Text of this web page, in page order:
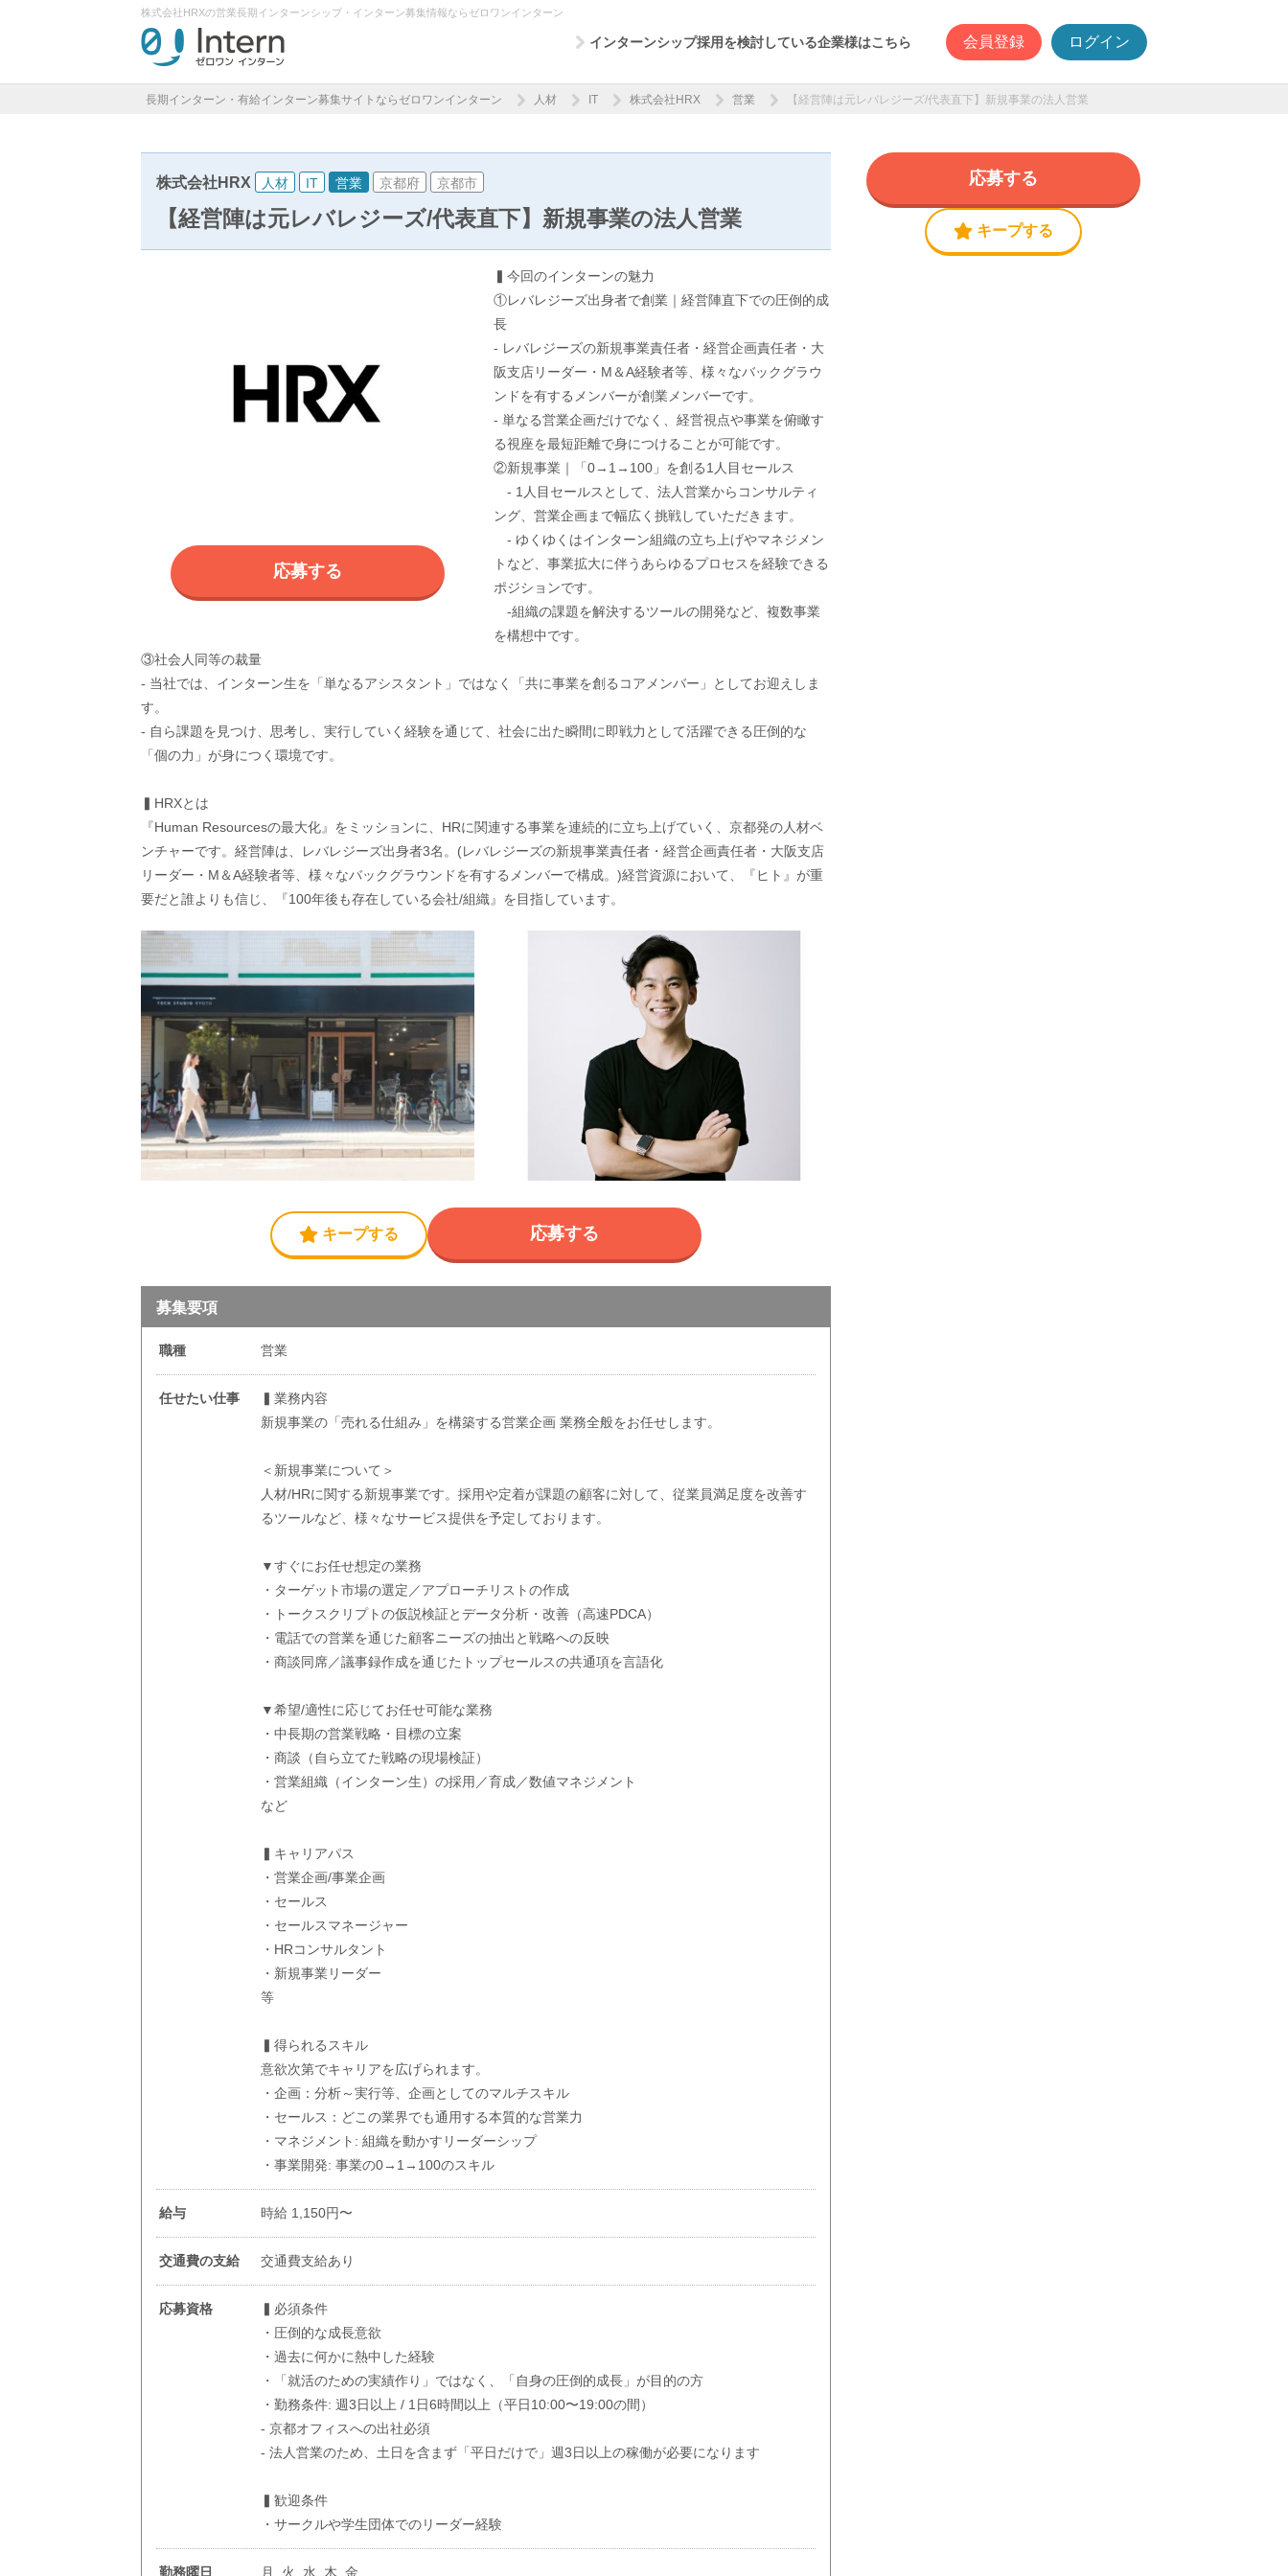
株式会社HRXの営業長期インターンシップ・インターン募集情報ならゼロワンインターン
インターンシップ採用を検討している企業様はこちら 会員登録 ログイン
長期インターン・有給インターン募集サイトならゼロワンインターン 人材 IT 株式会社HRX 営業 【経営陣は元レバレジーズ/代表直下】新規事業の法人営業
株式会社HRX 人材 IT 営業 京都府 京都市
【経営陣は元レバレジーズ/代表直下】新規事業の法人営業
応募する
▍今回のインターンの魅力
①レバレジーズ出身者で創業｜経営陣直下での圧倒的成
長
- レバレジーズの新規事業責任者・経営企画責任者・大
阪支店リーダー・M＆A経験者等、様々なバックグラウ
ンドを有するメンバーが創業メンバーです。
- 単なる営業企画だけでなく、経営視点や事業を俯瞰す
る視座を最短距離で身につけることが可能です。
②新規事業｜「0→1→100」を創る1人目セールス
- 1人目セールスとして、法人営業からコンサルティ
ング、営業企画まで幅広く挑戦していただきます。
- ゆくゆくはインターン組織の立ち上げやマネジメン
トなど、事業拡大に伴うあらゆるプロセスを経験できる
ポジションです。
-組織の課題を解決するツールの開発など、複数事業
を構想中です。
③社会人同等の裁量
- 当社では、インターン生を「単なるアシスタント」ではなく「共に事業を創るコアメンバー」としてお迎えしま
す。
- 自ら課題を見つけ、思考し、実行していく経験を通じて、社会に出た瞬間に即戦力として活躍できる圧倒的な
「個の力」が身につく環境です。
▍HRXとは
『Human Resourcesの最大化』をミッションに、HRに関連する事業を連続的に立ち上げていく、京都発の人材ベ
ンチャーです。経営陣は、レバレジーズ出身者3名。(レバレジーズの新規事業責任者・経営企画責任者・大阪支店
リーダー・M＆A経験者等、様々なバックグラウンドを有するメンバーで構成。)経営資源において、『ヒト』が重
要だと誰よりも信じ、『100年後も存在している会社/組織』を目指しています。
キープする 応募する
募集要項
職種 営業
任せたい仕事
▍業務内容
新規事業の「売れる仕組み」を構築する営業企画 業務全般をお任せします。
＜新規事業について＞
人材/HRに関する新規事業です。採用や定着が課題の顧客に対して、従業員満足度を改善す
るツールなど、様々なサービス提供を予定しております。
▼すぐにお任せ想定の業務
・ターゲット市場の選定／アプローチリストの作成
・トークスクリプトの仮説検証とデータ分析・改善（高速PDCA）
・電話での営業を通じた顧客ニーズの抽出と戦略への反映
・商談同席／議事録作成を通じたトップセールスの共通項を言語化
▼希望/適性に応じてお任せ可能な業務
・中長期の営業戦略・目標の立案
・商談（自ら立てた戦略の現場検証）
・営業組織（インターン生）の採用／育成／数値マネジメント
など
▍キャリアパス
・営業企画/事業企画
・セールス
・セールスマネージャー
・HRコンサルタント
・新規事業リーダー
等
▍得られるスキル
意欲次第でキャリアを広げられます。
・企画：分析～実行等、企画としてのマルチスキル
・セールス：どこの業界でも通用する本質的な営業力
・マネジメント: 組織を動かすリーダーシップ
・事業開発: 事業の0→1→100のスキル
給与 時給 1,150円〜
交通費の支給 交通費支給あり
応募資格
▍必須条件
・圧倒的な成長意欲
・過去に何かに熱中した経験
・「就活のための実績作り」ではなく、「自身の圧倒的成長」が目的の方
・勤務条件: 週3日以上 / 1日6時間以上（平日10:00〜19:00の間）
- 京都オフィスへの出社必須
- 法人営業のため、土日を含まず「平日だけで」週3日以上の稼働が必要になります
▍歓迎条件
・サークルや学生団体でのリーダー経験
勤務曜日 月, 火, 水, 木, 金,
キープする
応募する